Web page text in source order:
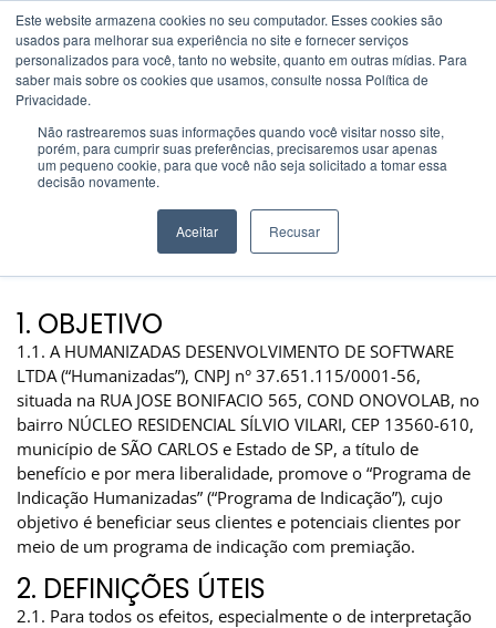
Este website armazena cookies no seu computador. Esses cookies são
usados ​​para melhorar sua experiência no site e fornecer serviços
personalizados para você, tanto no website, quanto em outras mídias. Para
saber mais sobre os cookies que usamos, consulte nossa Política de
Privacidade.
Não rastrearemos suas informações quando você visitar nosso site,
porém, para cumprir suas preferências, precisaremos usar apenas
um pequeno cookie, para que você não seja solicitado a tomar essa
decisão novamente.
Aceitar Recusar
Regulamento do Programa de
> Regulamento
Regulamento
Indicações
1. OBJETIVO
1.1. A HUMANIZADAS DESENVOLVIMENTO DE SOFTWARE
LTDA (“Humanizadas”), CNPJ n° 37.651.115/0001-56,
situada na RUA JOSE BONIFACIO 565, COND ONOVOLAB, no
bairro NÚCLEO RESIDENCIAL SÍLVIO VILARI, CEP 13560-610,
município de SÃO CARLOS e Estado de SP, a título de
benefício e por mera liberalidade, promove o “Programa de
Indicação Humanizadas” (“Programa de Indicação”), cujo
objetivo é beneficiar seus clientes e potenciais clientes por
meio de um programa de indicação com premiação.
2. DEFINIÇÕES ÚTEIS
2.1. Para todos os efeitos, especialmente o de interpretação